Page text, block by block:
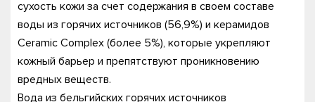
сухость кожи за счет содержания в своем составе
воды из горячих источников (56,9%) и керамидов
Ceramic Complex (более 5%), которые укрепляют
кожный барьер и препятствуют проникновению
вредных веществ.
Вода из бельгийских горячих источников